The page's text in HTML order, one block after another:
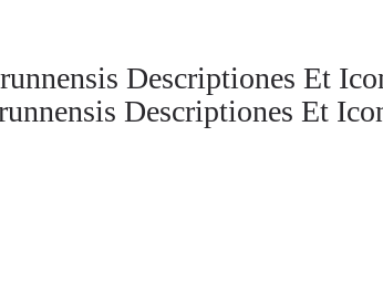
Descriptiones Et
Descriptiones Et